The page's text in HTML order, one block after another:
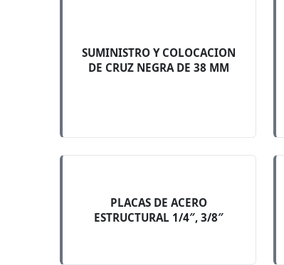
SUMINISTRO Y COLOCACION
DE CRUZ NEGRA DE 38 MM
PLACAS DE ACERO
ESTRUCTURAL 1/4″, 3/8″